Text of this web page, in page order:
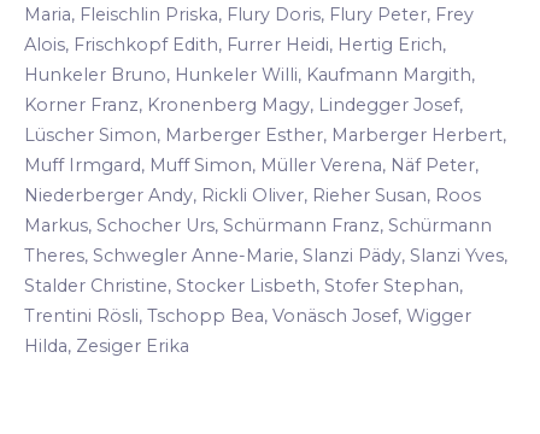
Maria, Fleischlin Priska, Flury Doris, Flury Peter, Frey
Alois, Frischkopf Edith, Furrer Heidi, Hertig Erich,
Hunkeler Bruno, Hunkeler Willi, Kaufmann Margith,
Korner Franz, Kronenberg Magy, Lindegger Josef,
Lüscher Simon, Marberger Esther, Marberger Herbert,
Muff Irmgard, Muff Simon, Müller Verena, Näf Peter,
Niederberger Andy, Rickli Oliver, Rieher Susan, Roos
Markus, Schocher Urs, Schürmann Franz, Schürmann
Theres, Schwegler Anne-Marie, Slanzi Pädy, Slanzi Yves,
Stalder Christine, Stocker Lisbeth, Stofer Stephan,
Trentini Rösli, Tschopp Bea, Vonäsch Josef, Wigger
Hilda, Zesiger Erika